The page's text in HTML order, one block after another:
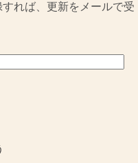
れば、更新をメールで受